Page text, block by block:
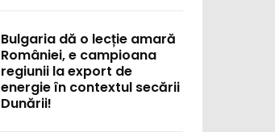
Bulgaria dă o lecție amară
României, e campioana
regiunii la export de
energie în contextul secării
Dunării!